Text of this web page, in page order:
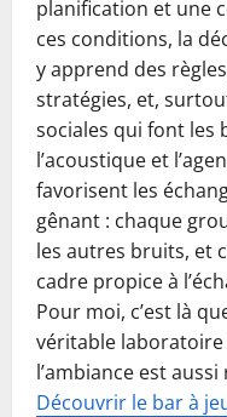
planification et une
ces conditions, la
y apprend des
stratégies, et,
sociales qui font les
l’acoustique et
favorisent les
gênant : chaque
les autres bruits, et
cadre propice à
Pour moi, c’est là
véritable
l’ambiance est
Découvrir le bar à